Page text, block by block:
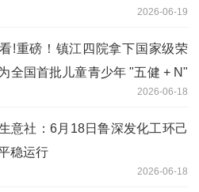
2026-06-19
!重磅！镇江四院拿下国家级荣
全国首批儿童青少年 "五健 + N"
2026-06-18
意社：6月18日鲁深发化工环己
稳运行
2026-06-18